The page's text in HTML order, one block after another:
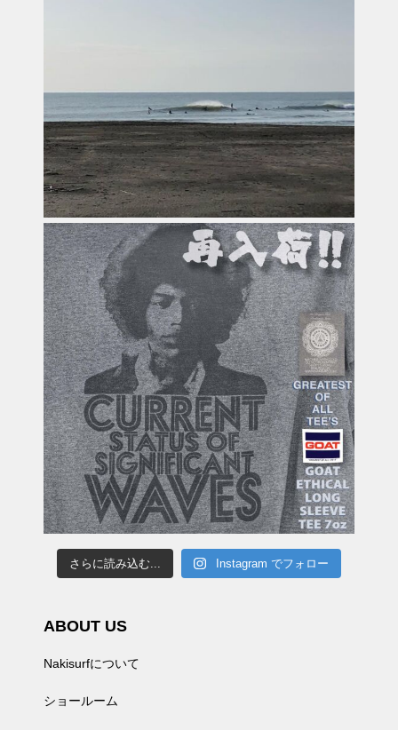
さらに読み込む... Instagram でフォロー
ABOUT US
Nakisurfについて
ショールーム